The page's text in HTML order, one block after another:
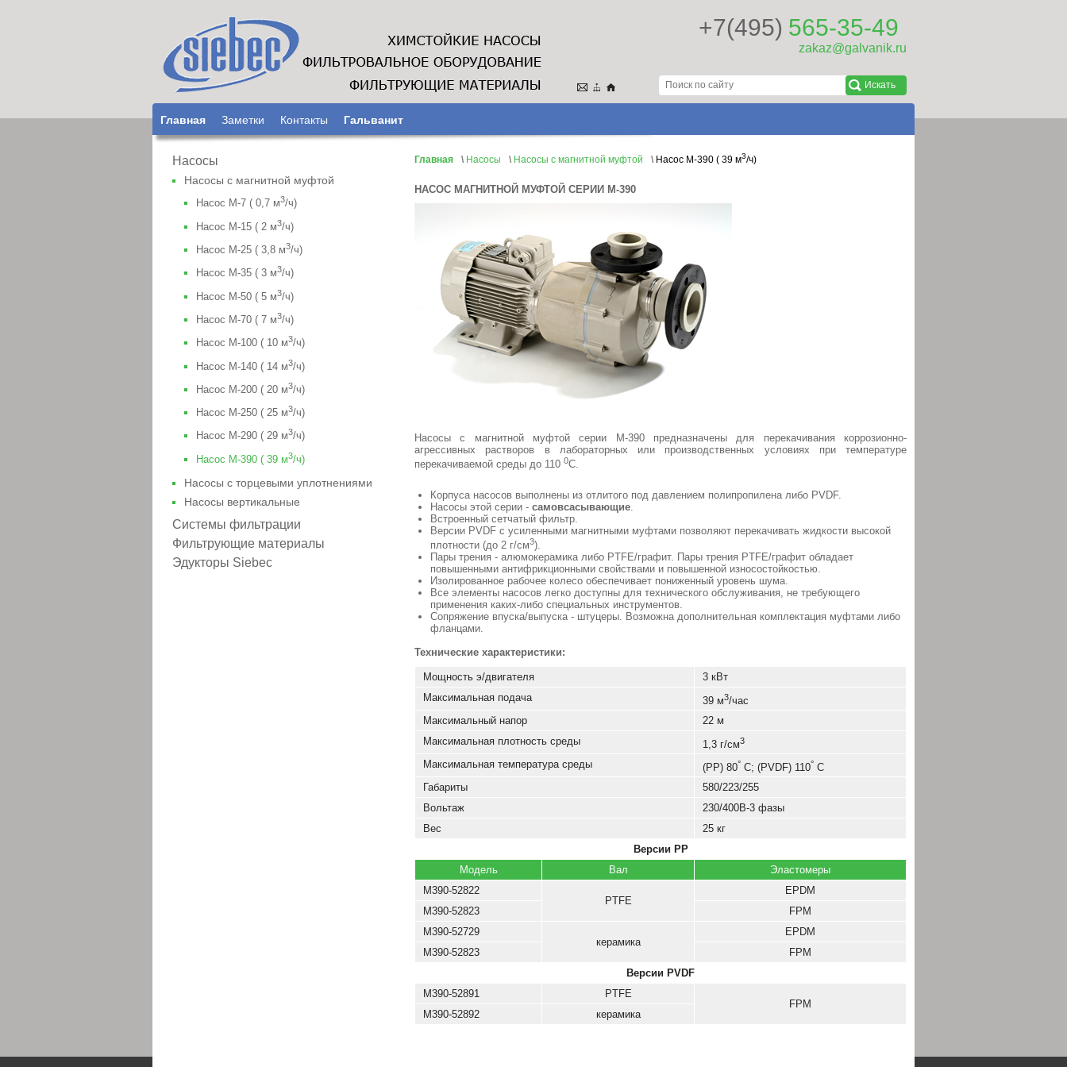
+7(495) 565-35-49
zakaz@galvanik.ru
Главная Заметки Контакты Гальванит
Насосы
Насосы с магнитной муфтой
Насос М-7 ( 0,7 м3/ч)
Насос М-15 ( 2 м3/ч)
Насос М-25 ( 3,8 м3/ч)
Насос М-35 ( 3 м3/ч)
Насос М-50 ( 5 м3/ч)
Насос М-70 ( 7 м3/ч)
Насос М-100 ( 10 м3/ч)
Насос М-140 ( 14 м3/ч)
Насос М-200 ( 20 м3/ч)
Насос М-250 ( 25 м3/ч)
Насос М-290 ( 29 м3/ч)
Насос М-390 ( 39 м3/ч)
Насосы с торцeвыми уплотнениями
Насосы вертикальные
Системы фильтрации
Фильтрующие материалы
Эдукторы Siebec
Главная \ Насосы \ Насосы с магнитной муфтой \ Насос М-390 ( 39 м3/ч)
НАСОС МАГНИТНОЙ МУФТОЙ СЕРИИ М-390
Насосы с магнитной муфтой серии М-390 предназначены для перекачивания коррозионно-
агрессивных растворов в лабораторных или производственных условиях при температуре
перекачиваемой среды до 110 0С.
Корпуса насосов выполнены из отлитого под давлением полипропилена либо PVDF.
Насосы этой серии - самовсасывающие.
Встроенный сетчатый фильтр.
Версии PVDF с усиленными магнитными муфтами позволяют перекачивать жидкости высокой
плотности (до 2 г/см3).
Пары трения - алюмокерамика либо PTFE/графит. Пары трения PTFE/графит обладает
повышенными антифрикционными свойствами и повышенной износостойкостью.
Изолированное рабочее колесо обеспечивает пониженный уровень шума.
Все элементы насосов легко доступны для технического обслуживания, не требующего
применения каких-либо специальных инструментов.
Сопряжение впуска/выпуска - штуцеры. Возможна дополнительная комплектация муфтами либо
фланцами.
Технические характеристики:
Мощность э/двигателя
3 кВт
Максимальная подача
39 м3/час
Максимальный напор
22 м
Максимальная плотность среды
1,3 г/см3
Максимальная температура среды (РР) 80° С; (PVDF) 110° С
Габариты
580/223/255
Вольтаж
230/400В-3 фазы
Вес
25 кг
Версии PP
Модель
Вал
Эластомеры
М390-52822
PTFE
EPDM
М390-52823
FPM
М390-52729
керамика
EPDM
М390-52823
FPM
Версии PVDF
М390-52891
PTFE
FPM
М390-52892
керамика